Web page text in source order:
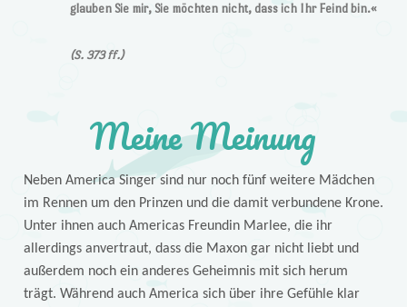
glauben Sie mir, Sie möchten nicht, dass ich Ihr Feind bin.«
(S. 373 ff.)
Meine Meinung
Neben America Singer sind nur noch fünf weitere Mädchen
im Rennen um den Prinzen und die damit verbundene Krone.
Unter ihnen auch Americas Freundin Marlee, die ihr
allerdings anvertraut, dass die Maxon gar nicht liebt und
außerdem noch ein anderes Geheimnis mit sich herum
trägt. Während auch America sich über ihre Gefühle klar